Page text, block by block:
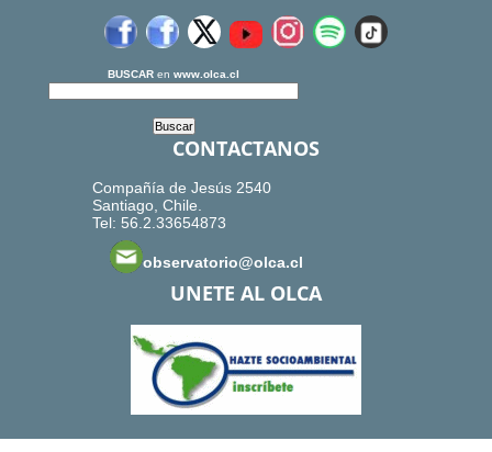
BUSCAR en www.olca.cl
CONTACTANOS
Compañía de Jesús 2540
Santiago, Chile.
Tel: 56.2.33654873
observatorio@olca.cl
UNETE AL OLCA